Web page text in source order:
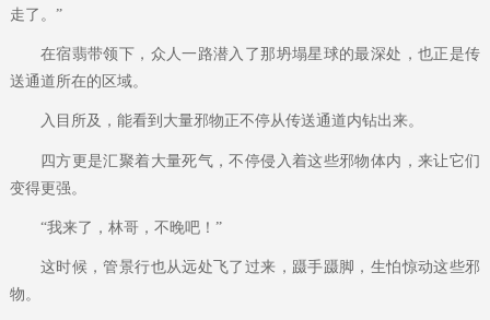
走了。”
在宿翡带领下，众人一路潜入了那坍塌星球的最深处，也正是传
送通道所在的区域。
入目所及，能看到大量邪物正不停从传送通道内钻出来。
四方更是汇聚着大量死气，不停侵入着这些邪物体内，来让它们
变得更强。
“我来了，林哥，不晚吧！”
这时候，管景行也从远处飞了过来，蹑手蹑脚，生怕惊动这些邪
物。